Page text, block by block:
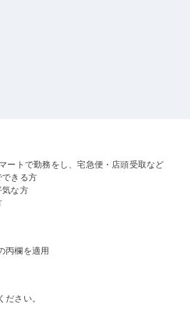
ートで勤務をし、宅急便・店頭受取など
きる方
気な方
丙欄を適用
さい。